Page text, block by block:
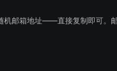
机邮箱地址——直接复制即可。